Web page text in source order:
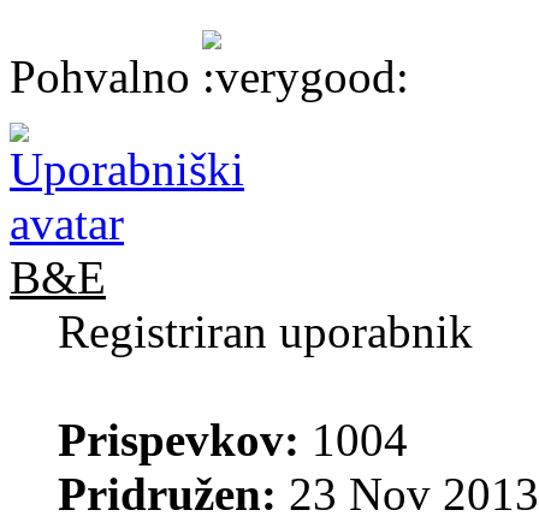
Pohvalno
B&E
Registriran uporabnik
Prispevkov: 1004
Pridružen: 23 Nov